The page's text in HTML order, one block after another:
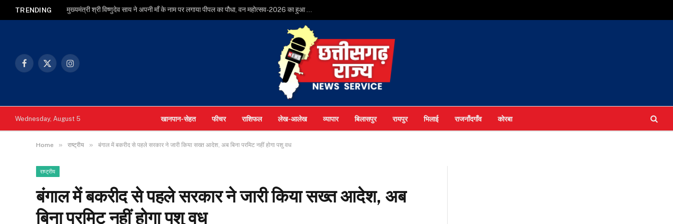
TRENDING मुख्यमंत्री श्री विष्णुदेव साय ने अपनी माँ के नाम पर लगाया पीपल का पौधा, वन महोत्सव-2026 का हुआ शुभारंभ
Facebook
X
Instagram
Wednesday, August 5 खानपान-सेहत फीचर राशिफल लेख-आलेख व्यापार बिलासपुर रायपुर भिलाई राजनाँदगाँव कोरबा
Home » राष्ट्रीय » बंगाल में बकरीद से पहले सरकार ने जारी किया सख्त आदेश, अब बिना परमिट नहीं होगा पशु वध
राष्ट्रीय
बंगाल में बकरीद से पहले सरकार ने जारी किया सख्त आदेश, अब
बिना परमिट नहीं होगा पशु वध